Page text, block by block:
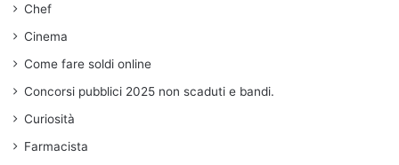
Chef
Cinema
Come fare soldi online
Concorsi pubblici 2025 non scaduti e bandi.
Curiosità
Farmacista